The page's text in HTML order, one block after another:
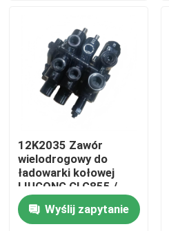
wideo
O nas
Kontrola jakości
Skontaktuj się z nami
12K2035 Zawór
wielodrogowy do
ładowarki kołowej
LIUGONG CLG855 /
CLG855N / CLG855H
CLG856 / CLG856H
CLG50CN / CLG50C
Wyślij zapytanie